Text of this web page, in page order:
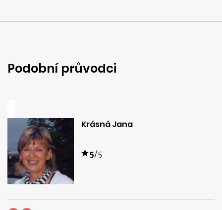
Podobní průvodci
Krásná Jana
5/5